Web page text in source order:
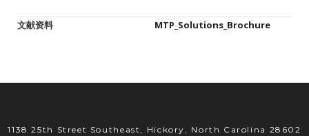
文献资料 MTP_Solutions_Brochure
1138 25th Street Southeast, Hickory, North Carolina 28602